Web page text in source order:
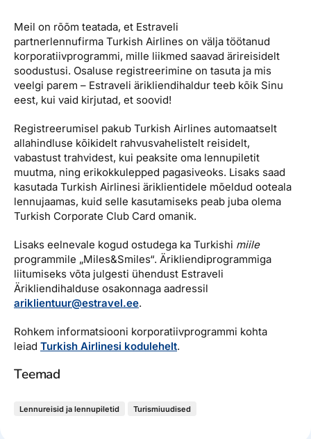
Airalo eSIM
Reisija meelespea
Platinum Club
Püsisoodustused
Boonuspunktid
Ettevõttest, kontaktid, reisikonsultandi teenus, tule
tööle, uudised...
Ettevõttest
Kontaktid
Reisikonsultandi teenus
Tule tööle
Uudised
Meil on rõõm teatada, et Estraveli
partnerlennufirma Turkish Airlines on välja töötanud
korporatiivprogrammi, mille liikmed saavad ärireisidelt
soodustusi. Osaluse registreerimine on tasuta ja mis
veelgi parem – Estraveli ärikliendihaldur teeb kõik Sinu
eest, kui vaid kirjutad, et soovid!
Registreerumisel pakub Turkish Airlines automaatselt
allahindluse kõikidelt rahvusvahelistelt reisidelt,
vabastust trahvidest, kui peaksite oma lennupiletit
muutma, ning erikokkulepped pagasiveoks. Lisaks saad
kasutada Turkish Airlinesi äriklientidele mõeldud ooteala
lennujaamas, kuid selle kasutamiseks peab juba olema
Turkish Corporate Club Card omanik.
Lisaks eelnevale kogud ostudega ka Turkishi miile
programmile „Miles&Smiles“. Ärikliendiprogrammiga
liitumiseks võta julgesti ühendust Estraveli
Ärikliendihalduse osakonnaga aadressil
ariklientuur@estravel.ee.
Rohkem informatsiooni korporatiivprogrammi kohta
leiad Turkish Airlinesi kodulehelt.
Teemad
Lennureisid ja lennupiletid Turismiuudised